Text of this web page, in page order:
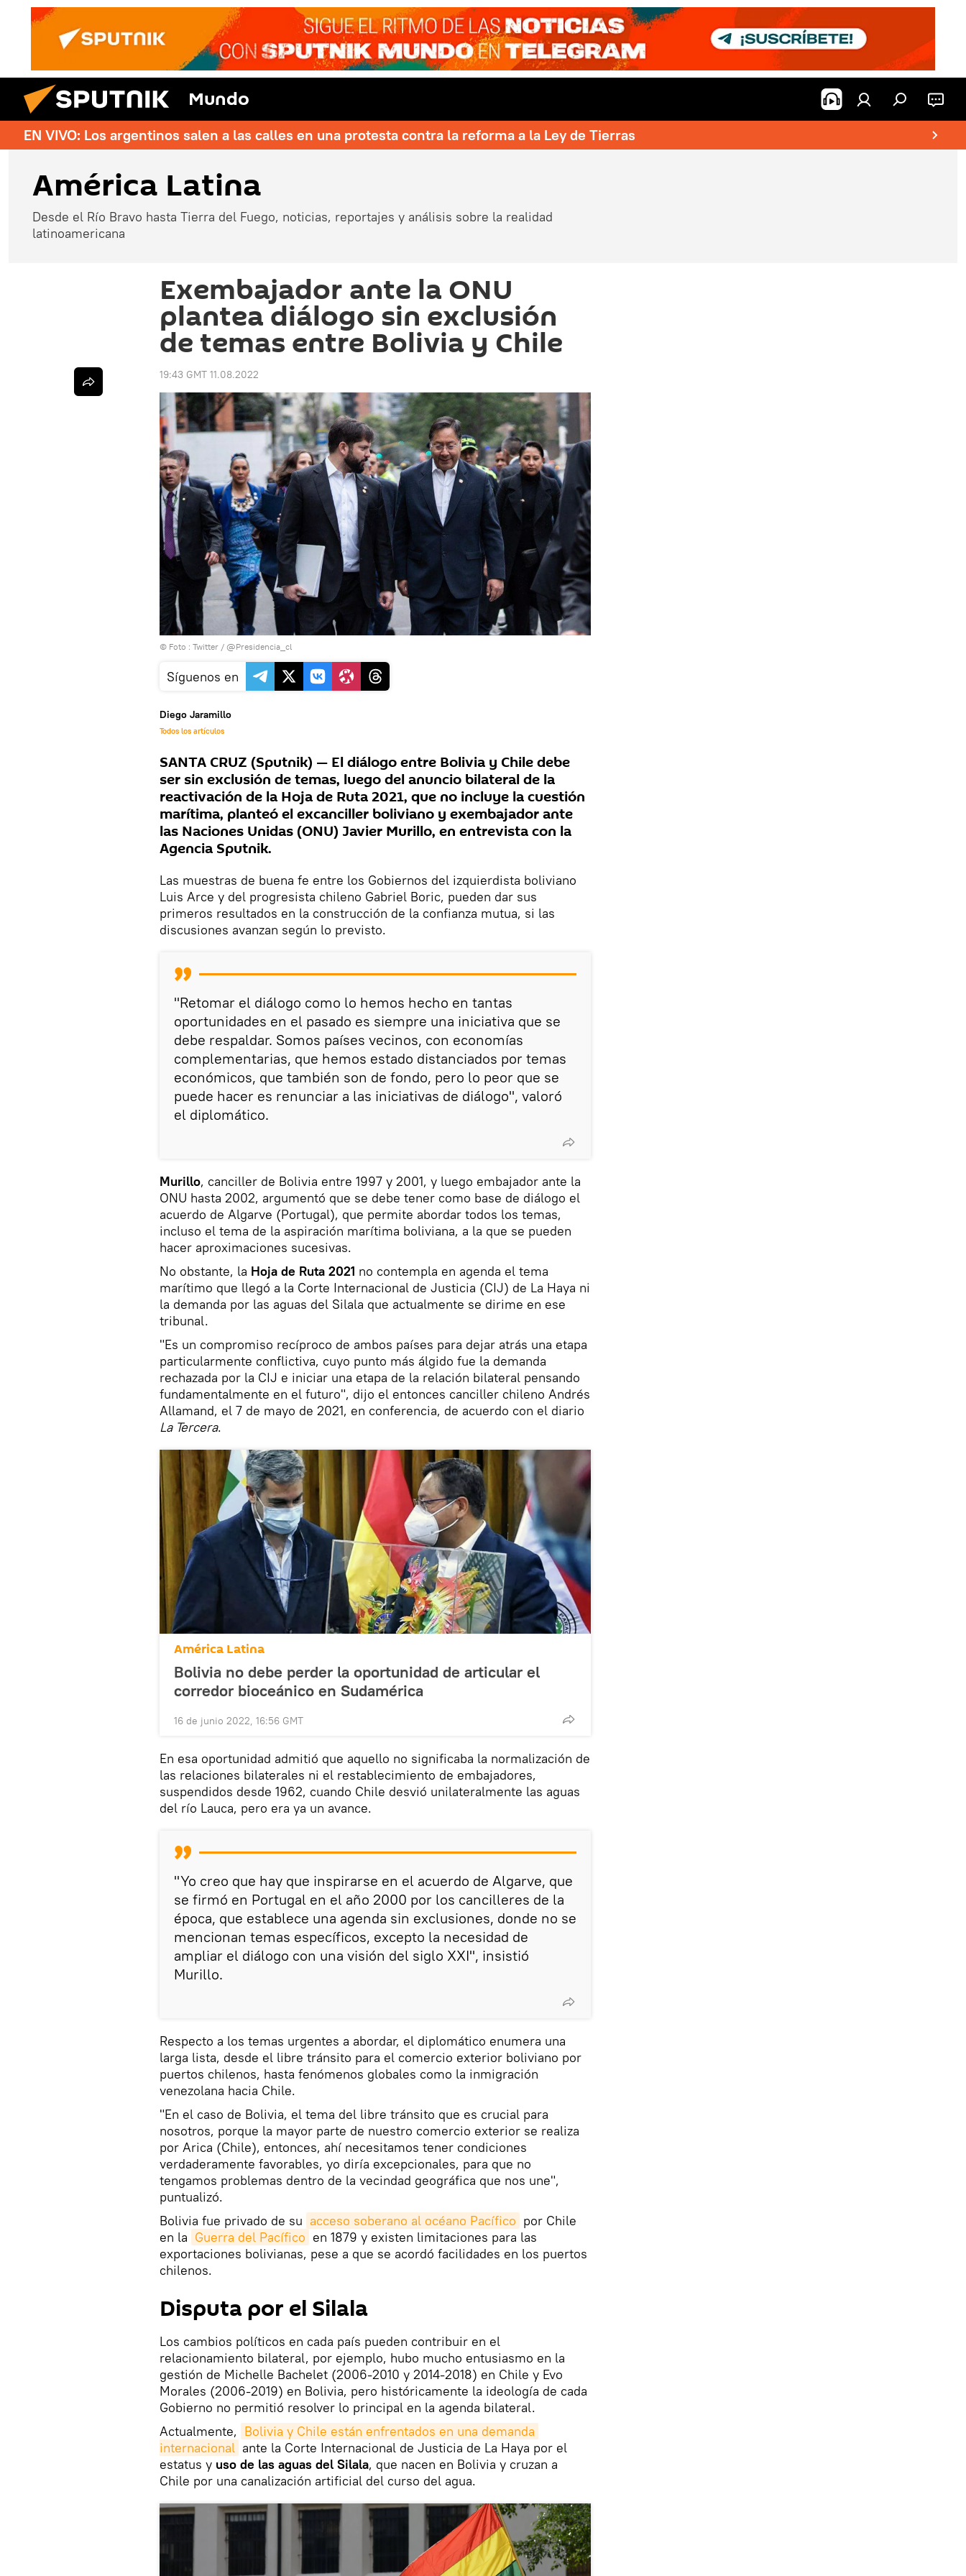
Mundo
EN VIVO: Los argentinos salen a las calles en una protesta contra la reforma a la Ley de Tierras
América Latina
Desde el Río Bravo hasta Tierra del Fuego, noticias, reportajes y análisis sobre la realidad
latinoamericana
Exembajador ante la ONU
plantea diálogo sin exclusión
de temas entre Bolivia y Chile
19:43 GMT 11.08.2022
© Foto : Twitter / @Presidencia_cl
Síguenos en
Diego Jaramillo
Todos los artículos
SANTA CRUZ (Sputnik) — El diálogo entre Bolivia y Chile debe
ser sin exclusión de temas, luego del anuncio bilateral de la
reactivación de la Hoja de Ruta 2021, que no incluye la cuestión
marítima, planteó el excanciller boliviano y exembajador ante
las Naciones Unidas (ONU) Javier Murillo, en entrevista con la
Agencia Sputnik.
Las muestras de buena fe entre los Gobiernos del izquierdista boliviano
Luis Arce y del progresista chileno Gabriel Boric, pueden dar sus
primeros resultados en la construcción de la confianza mutua, si las
discusiones avanzan según lo previsto.
"Retomar el diálogo como lo hemos hecho en tantas
oportunidades en el pasado es siempre una iniciativa que se
debe respaldar. Somos países vecinos, con economías
complementarias, que hemos estado distanciados por temas
económicos, que también son de fondo, pero lo peor que se
puede hacer es renunciar a las iniciativas de diálogo", valoró
el diplomático.
Murillo, canciller de Bolivia entre 1997 y 2001, y luego embajador ante la
ONU hasta 2002, argumentó que se debe tener como base de diálogo el
acuerdo de Algarve (Portugal), que permite abordar todos los temas,
incluso el tema de la aspiración marítima boliviana, a la que se pueden
hacer aproximaciones sucesivas.
No obstante, la Hoja de Ruta 2021 no contempla en agenda el tema
marítimo que llegó a la Corte Internacional de Justicia (CIJ) de La Haya ni
la demanda por las aguas del Silala que actualmente se dirime en ese
tribunal.
"Es un compromiso recíproco de ambos países para dejar atrás una etapa
particularmente conflictiva, cuyo punto más álgido fue la demanda
rechazada por la CIJ e iniciar una etapa de la relación bilateral pensando
fundamentalmente en el futuro", dijo el entonces canciller chileno Andrés
Allamand, el 7 de mayo de 2021, en conferencia, de acuerdo con el diario
La Tercera.
América Latina
Bolivia no debe perder la oportunidad de articular el
corredor bioceánico en Sudamérica
16 de junio 2022, 16:56 GMT
En esa oportunidad admitió que aquello no significaba la normalización de
las relaciones bilaterales ni el restablecimiento de embajadores,
suspendidos desde 1962, cuando Chile desvió unilateralmente las aguas
del río Lauca, pero era ya un avance.
"Yo creo que hay que inspirarse en el acuerdo de Algarve, que
se firmó en Portugal en el año 2000 por los cancilleres de la
época, que establece una agenda sin exclusiones, donde no se
mencionan temas específicos, excepto la necesidad de
ampliar el diálogo con una visión del siglo XXI", insistió
Murillo.
Respecto a los temas urgentes a abordar, el diplomático enumera una
larga lista, desde el libre tránsito para el comercio exterior boliviano por
puertos chilenos, hasta fenómenos globales como la inmigración
venezolana hacia Chile.
"En el caso de Bolivia, el tema del libre tránsito que es crucial para
nosotros, porque la mayor parte de nuestro comercio exterior se realiza
por Arica (Chile), entonces, ahí necesitamos tener condiciones
verdaderamente favorables, yo diría excepcionales, para que no
tengamos problemas dentro de la vecindad geográfica que nos une",
puntualizó.
Bolivia fue privado de su acceso soberano al océano Pacífico por Chile
en la Guerra del Pacífico en 1879 y existen limitaciones para las
exportaciones bolivianas, pese a que se acordó facilidades en los puertos
chilenos.
Disputa por el Silala
Los cambios políticos en cada país pueden contribuir en el
relacionamiento bilateral, por ejemplo, hubo mucho entusiasmo en la
gestión de Michelle Bachelet (2006-2010 y 2014-2018) en Chile y Evo
Morales (2006-2019) en Bolivia, pero históricamente la ideología de cada
Gobierno no permitió resolver lo principal en la agenda bilateral.
Actualmente, Bolivia y Chile están enfrentados en una demanda
internacional ante la Corte Internacional de Justicia de La Haya por el
estatus y uso de las aguas del Silala, que nacen en Bolivia y cruzan a
Chile por una canalización artificial del curso del agua.